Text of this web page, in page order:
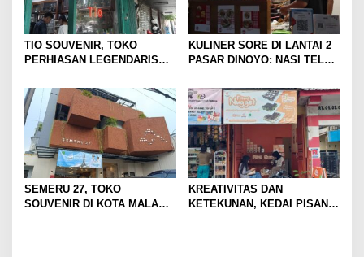
TIO SOUVENIR, TOKO
PERHIASAN LEGENDARIS
KOTA MALANG
KULINER SORE DI LANTAI 2
PASAR DINOYO: NASI TELUR
SEMERU 27, TOKO
SOUVENIR DI KOTA MALANG
KREATIVITAS DAN
KETEKUNAN, KEDAI PISANG